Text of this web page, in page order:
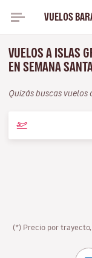
VUELOS
VUELOS A ISLAS
EN SEMANA
Quizás buscas vuelos
(*) Precio por